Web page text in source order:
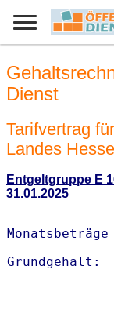
Dienst
Tarifvertrag
Landes
Entgeltgruppe E
31.01.2025
Monatsbeträge